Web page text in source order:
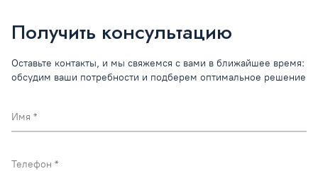
Получить консультацию
Оставьте контакты, и мы свяжемся с вами в ближайшее время:
обсудим ваши потребности и подберем оптимальное решение
Имя
Телефон